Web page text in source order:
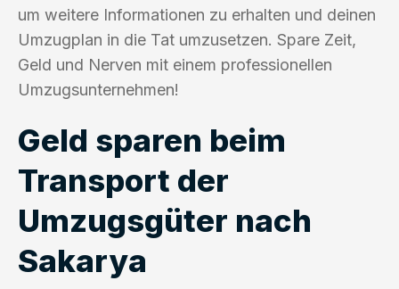
um weitere Informationen zu erhalten und deinen
Umzugplan in die Tat umzusetzen. Spare Zeit,
Geld und Nerven mit einem professionellen
Umzugsunternehmen!
Geld sparen beim
Transport der
Umzugsgüter nach
Sakarya